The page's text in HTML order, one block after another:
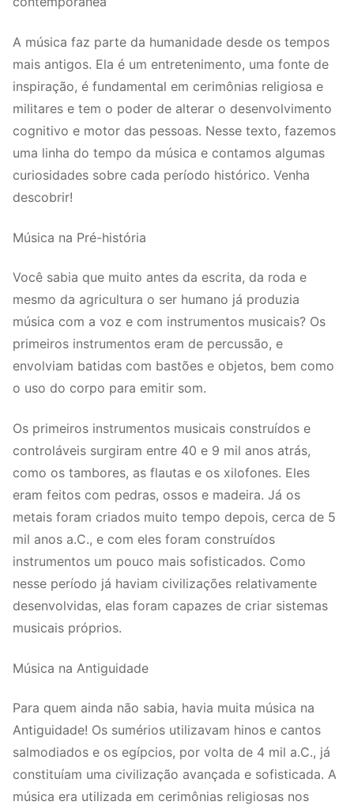
A música faz parte da humanidade desde os tempos
mais antigos. Ela é um entretenimento, uma fonte de
inspiração, é fundamental em cerimônias religiosa e
militares e tem o poder de alterar o desenvolvimento
cognitivo e motor das pessoas. Nesse texto, fazemos
uma linha do tempo da música e contamos algumas
curiosidades sobre cada período histórico. Venha
descobrir!
Música na Pré-história
Você sabia que muito antes da escrita, da roda e
mesmo da agricultura o ser humano já produzia
música com a voz e com instrumentos musicais? Os
primeiros instrumentos eram de percussão, e
envolviam batidas com bastões e objetos, bem como
o uso do corpo para emitir som.
Os primeiros instrumentos musicais construídos e
controláveis surgiram entre 40 e 9 mil anos atrás,
como os tambores, as flautas e os xilofones. Eles
eram feitos com pedras, ossos e madeira. Já os
metais foram criados muito tempo depois, cerca de 5
mil anos a.C., e com eles foram construídos
instrumentos um pouco mais sofisticados. Como
nesse período já haviam civilizações relativamente
desenvolvidas, elas foram capazes de criar sistemas
musicais próprios.
Música na Antiguidade
Para quem ainda não sabia, havia muita música na
Antiguidade! Os sumérios utilizavam hinos e cantos
salmodiados e os egípcios, por volta de 4 mil a.C., já
constituíam uma civilização avançada e sofisticada. A
música era utilizada em cerimônias religiosas nos